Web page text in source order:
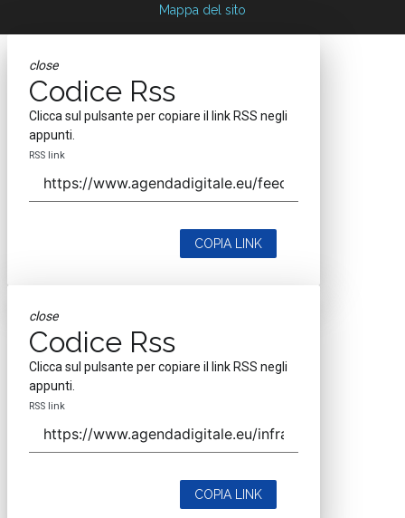
Mappa del sito
close
Codice Rss
Clicca sul pulsante per copiare il link RSS negli
appunti.
RSS link
COPIA LINK
close
Codice Rss
Clicca sul pulsante per copiare il link RSS negli
appunti.
RSS link
COPIA LINK